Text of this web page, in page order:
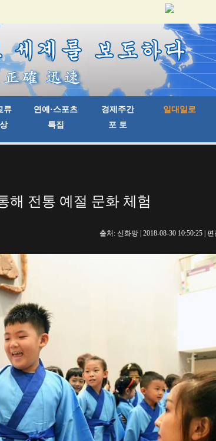
해 전통 예절 문화 체험
출처: 신화망 | 2018-08-30 10:50:25 |